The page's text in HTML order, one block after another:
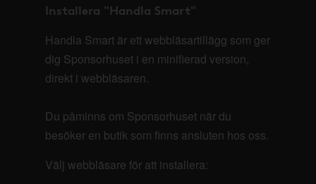
Installera "Handla Smart"
Handla Smart är ett webbläsartillägg som ger
dig Sponsorhuset i en minifierad version,
direkt i webbläsaren.
Du påminns om Sponsorhuset när du
besöker en butik som finns ansluten hos oss.
Välj webbläsare för att installera: